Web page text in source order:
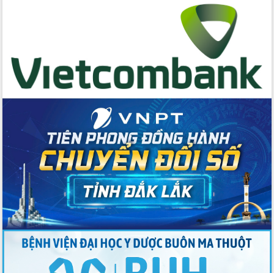
Đẩy mạnh cải cách hành chính, quyết
tâm đạt được mục tiêu tăng trưởng
hai con số trong năm 2026
Tổ chức trang trọng Lễ hội Đền thờ
Lương Văn Chánh năm 2026
Phó Bí thư Tỉnh ủy Đắk Lắk Đỗ Hữu
Huy giữ chức Bí thư Đảng ủy Ủy Ban
Nhân dân tỉnh
Bệnh án điện tử thúc đẩy chuyển đổi
số y tế tại Đắk Lắk
Chuyển đổi số thư viện: Mở rộng
không gian tri thức trong thời đại số
Đánh giá, rút kinh nghiệm công tác tổ
chức diễn tập trước ngày bầu cử
Chương trình “Gặp gỡ hữu nghị –
Friendship Meeting New Year 2026”